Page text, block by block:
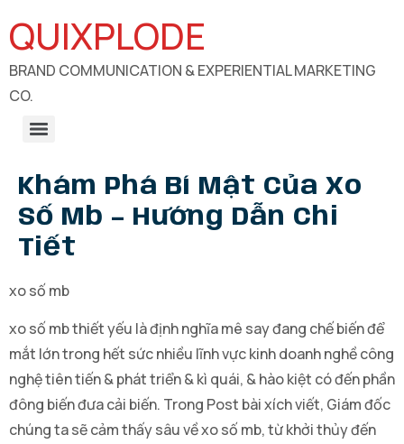
QUIXPLODE
BRAND COMMUNICATION & EXPERIENTIAL MARKETING
CO.
Khám Phá Bí Mật Của Xo
Số Mb – Hướng Dẫn Chi
Tiết
xo số mb
xo số mb thiết yếu là định nghĩa mê say đang chế biến để
mắt lớn trong hết sức nhiều lĩnh vực kinh doanh nghề công
nghệ tiên tiến & phát triển & kì quái, & hào kiệt có đến phần
đông biến đưa cải biến. Trong Post bài xích viết, Giám đốc
chúng ta sẽ cảm thấy sâu về xo số mb, từ khởi thủy đến